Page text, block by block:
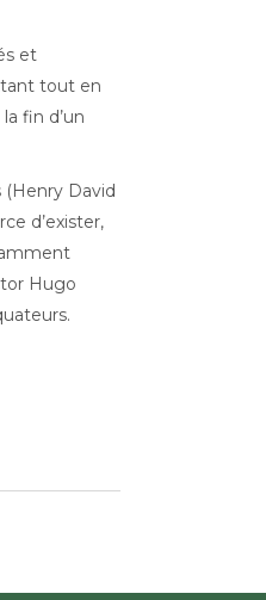
et
tout en
fin d’un
(Henry David
d’exister,
Hugo